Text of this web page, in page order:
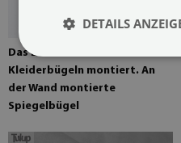
Das Bild ist mit vier
Kleiderbügeln montiert. An
der Wand montierte
Spiegelbügel
DETAILS